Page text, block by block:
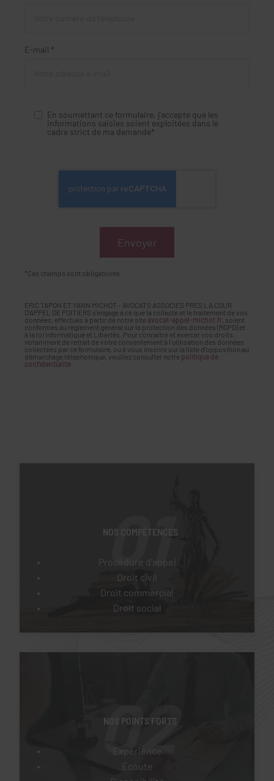
E-mail *
En soumettant ce formulaire, j'accepte que les
informations saisies soient exploitées dans le
cadre strict de ma demande*
*Ces champs sont obligatoires
ERIC TAPON ET YANN MICHOT - AVOCATS ASSOCIES PRES LA COUR
D'APPEL DE POITIERS s'engage à ce que la collecte et le traitement de vos
données, effectués à partir de notre site avocat-appel-michot.fr , soient
conformes au règlement général sur la protection des données (RGPD) et
à la loi Informatique et Libertés. Pour connaître et exercer vos droits,
notamment de retrait de votre consentement à l'utilisation des données
collectées par ce formulaire, ou à vous inscrire sur la liste d'opposition au
démarchage téléphonique, veuillez consulter notre politique de
confidentialité
01
NOS COMPÉTENCES
Procédure d’appel
Droit civil
Droit commercial
Droit social
02
NOS POINTS FORTS
Expérience
Écoute